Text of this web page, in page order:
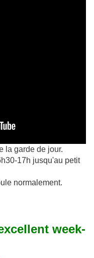
la garde de jour.
17h jusqu'au petit
normalement.
cellent week-